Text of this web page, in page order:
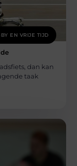
EN VRIJE TIJD
dan kan
taak